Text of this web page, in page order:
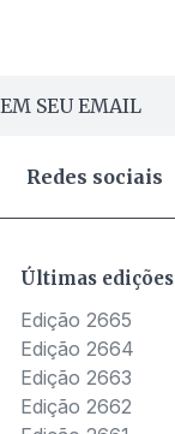
SEU EMAIL
Redes sociais
Últimas edições
Edição 2665
Edição 2664
Edição 2663
Edição 2662